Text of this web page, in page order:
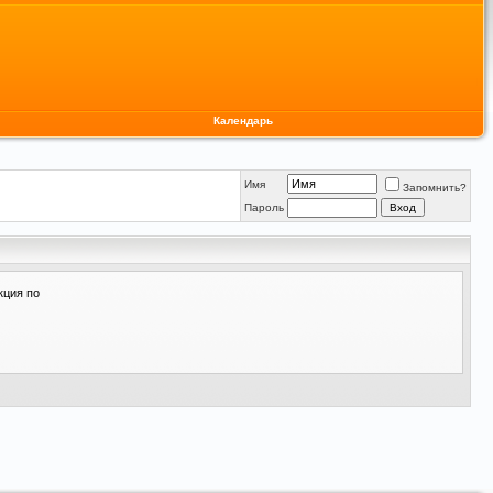
Календарь
Имя
Запомнить?
Пароль
по